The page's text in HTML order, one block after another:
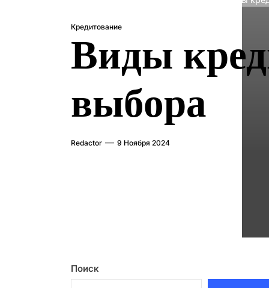
Кредитование
Виды
выбора
Redactor 9 Ноября 2024
Поиск